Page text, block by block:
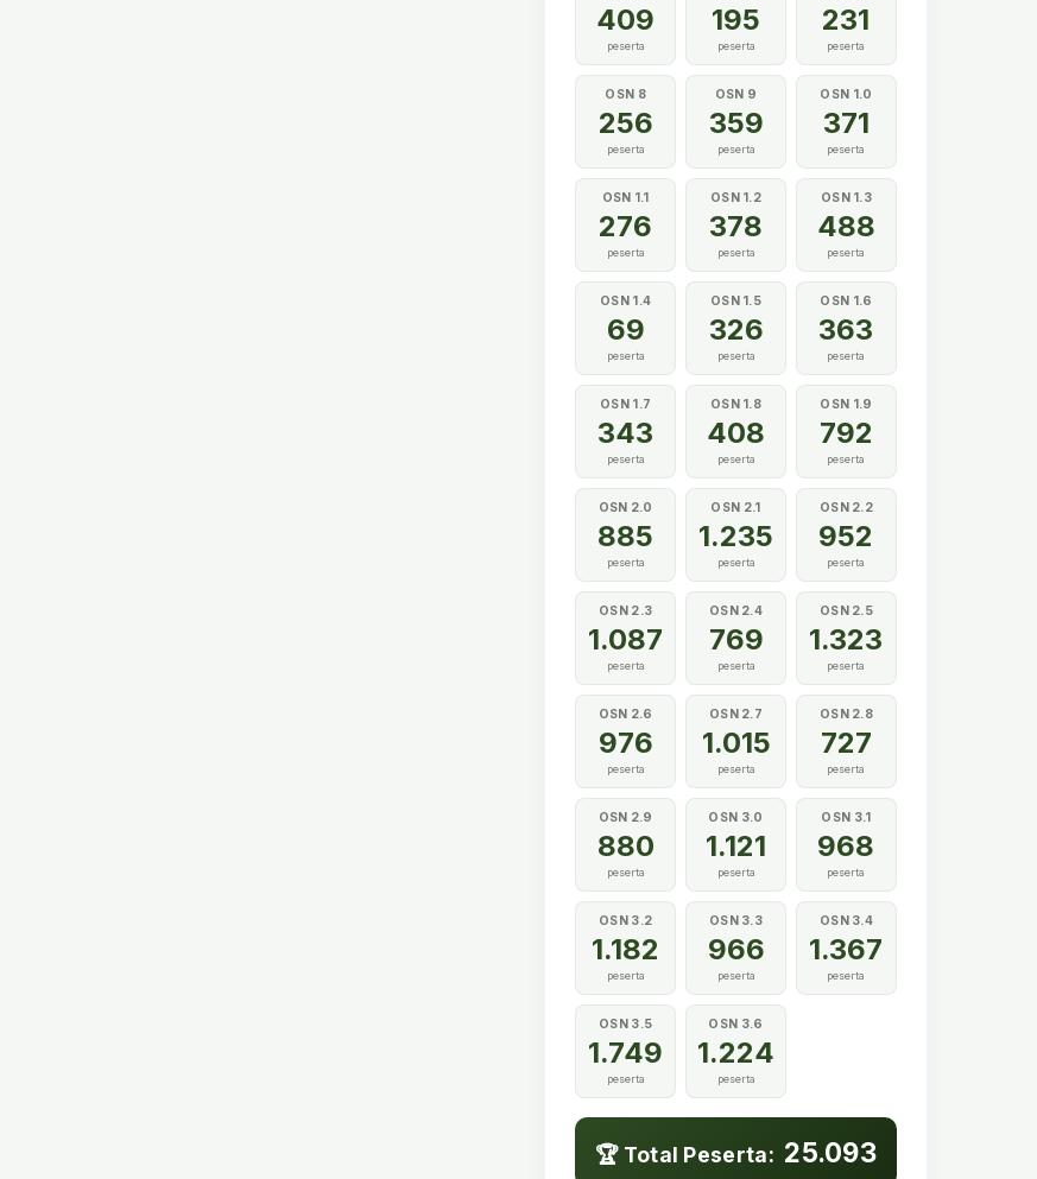
409
peserta
195
peserta
231
peserta
OSN 8
256
peserta
OSN 9
359
peserta
OSN 1.0
371
peserta
OSN 1.1
276
peserta
OSN 1.2
378
peserta
OSN 1.3
488
peserta
OSN 1.4
69
peserta
OSN 1.5
326
peserta
OSN 1.6
363
peserta
OSN 1.7
343
peserta
OSN 1.8
408
peserta
OSN 1.9
792
peserta
OSN 2.0
885
peserta
OSN 2.1
1.235
peserta
OSN 2.2
952
peserta
OSN 2.3
1.087
peserta
OSN 2.4
769
peserta
OSN 2.5
1.323
peserta
OSN 2.6
976
peserta
OSN 2.7
1.015
peserta
OSN 2.8
727
peserta
OSN 2.9
880
peserta
OSN 3.0
1.121
peserta
OSN 3.1
968
peserta
OSN 3.2
1.182
peserta
OSN 3.3
966
peserta
OSN 3.4
1.367
peserta
OSN 3.5
1.749
peserta
OSN 3.6
1.224
peserta
🏆 Total Peserta: 25.093